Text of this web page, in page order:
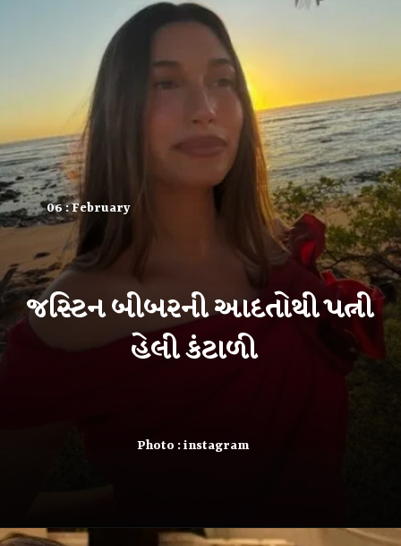
06 : February
Photo : instagram
જસ્ટિન બીબરની આદતોથી પત્ની
હેલી કંટાળી